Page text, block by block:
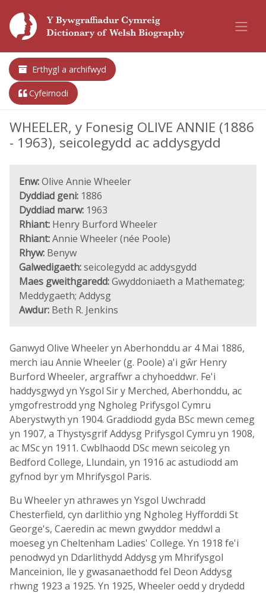
Erthygl a archifwyd
Cyfeirnodi
WHEELER, y Fonesig OLIVE ANNIE (1886
- 1963), seicolegydd ac addysgydd
Enw:Olive Annie Wheeler
Dyddiad geni: 1886
Dyddiad marw: 1963
Rhiant: Henry Burford Wheeler
Rhiant:Annie Wheeler (née Poole)
Rhyw: Benyw
Galwedigaeth:seicolegydd ac addysgydd
Maes gweithgaredd:Gwyddoniaeth a Mathemateg;
Meddygaeth; Addysg
Awdur: Beth R. Jenkins
Ganwyd Olive Wheeler yn Aberhonddu ar 4 Mai 1886,
merch iau Annie Wheeler (g. Poole) a'i gŵr Henry
Burford Wheeler, argraffwr a chyhoeddwr. Fe'i
haddysgwyd yn Ysgol Sir y Merched, Aberhonddu, ac
ymgofrestrodd yng Ngholeg Prifysgol Cymru
Aberystwyth yn 1904. Graddiodd gyda BSc mewn cemeg
yn 1907, a Thystysgrif Addysg Prifysgol Cymru yn 1908,
ac MSc yn 1911. Cwblhaodd DSc mewn seicoleg yn
Bedford College, Llundain, yn 1916 ac astudiodd am
gyfnod byr ym Mhrifysgol Paris.
Bu Wheeler yn athrawes yn Ysgol Uwchradd
Chesterfield, cyn darlithio yng Ngholeg Hyfforddi St
George's, Caeredin ac mewn gwyddor meddwl a
moeseg yn Cheltenham Ladies' College. Yn 1918 fe'i
penodwyd yn Ddarlithydd Addysg ym Mhrifysgol
Manceinion, lle y gwasanaethodd fel Deon Addysg
rhwng 1923 a 1925. Yn 1925, Wheeler oedd y drydedd